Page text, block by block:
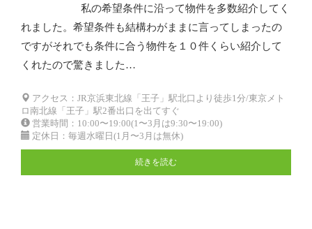
私の希望条件に沿って物件を多数紹介してく
れました。希望条件も結構わがままに言ってしまったの
ですがそれでも条件に合う物件を１０件くらい紹介して
くれたので驚きました…
アクセス：JR京浜東北線「王子」駅北口より徒歩1分/東京メト
ロ南北線「王子」駅2番出口を出てすぐ
営業時間：10:00〜19:00(1〜3月は9:30〜19:00)
定休日：毎週水曜日(1月〜3月は無休)
続きを読む